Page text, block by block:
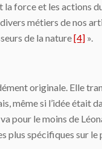
force et les actions
métiers de nos
de la nature[4] ».
originale. Elle
même si l’idée
pour le moins de
plus spécifiques sur le